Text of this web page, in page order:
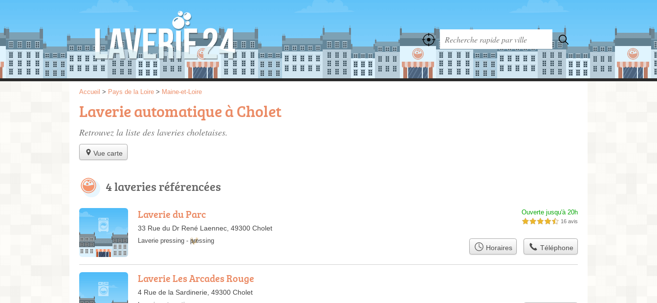
Accueil > Pays de la Loire > Maine-et-Loire
Laverie automatique à Cholet
Retrouvez la liste des laveries choletaises.
Vue carte
4 laveries référencées
Laverie du Parc
33 Rue du Dr René Laennec, 49300 Cholet
Ouverte jusqu'à 20h
4,5 étoiles sur 5 16 avis
Laverie pressing - pressing
Horaires Téléphone
Laverie Les Arcades Rouge
4 Rue de la Sardinerie, 49300 Cholet